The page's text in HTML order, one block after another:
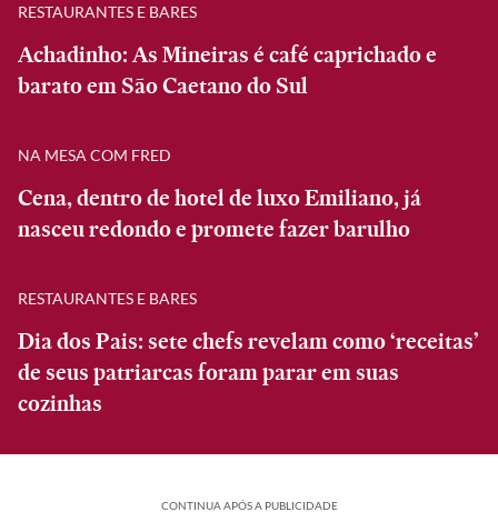
RESTAURANTES E BARES
Achadinho: As Mineiras é café caprichado e
barato em São Caetano do Sul
NA MESA COM FRED
Cena, dentro de hotel de luxo Emiliano, já
nasceu redondo e promete fazer barulho
RESTAURANTES E BARES
Dia dos Pais: sete chefs revelam como ‘receitas’
de seus patriarcas foram parar em suas
cozinhas
CONTINUA APÓS A PUBLICIDADE